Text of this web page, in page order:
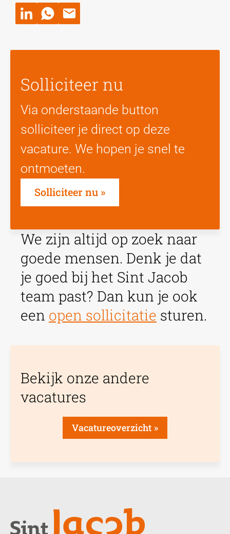
Solliciteer nu
Via onderstaande button
solliciteer je direct op deze
vacature. We hopen je snel te
ontmoeten.
Solliciteer nu
We zijn altijd op zoek naar
goede mensen. Denk je dat
je goed bij het Sint Jacob
team past? Dan kun je ook
een open sollicitatie sturen.
Bekijk onze andere
vacatures
Vacatureoverzicht